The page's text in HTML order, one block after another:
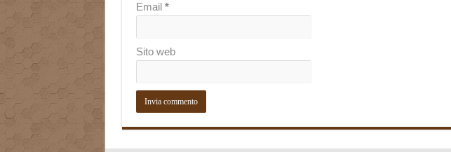
Email *
Sito web